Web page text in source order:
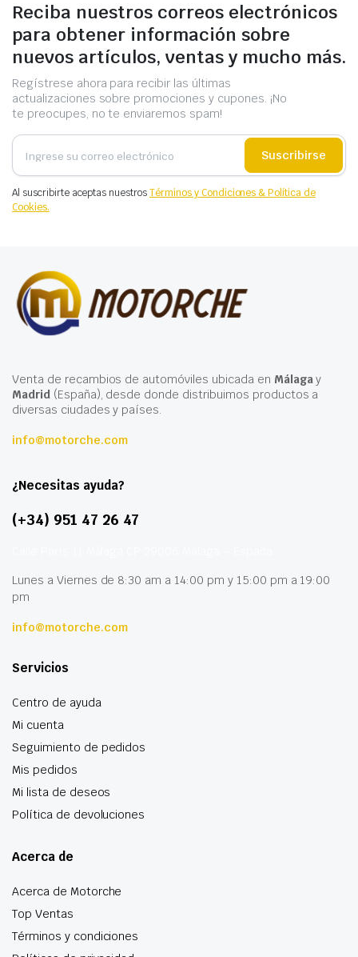
Reciba nuestros correos electrónicos
para obtener información sobre
nuevos artículos, ventas y mucho más.
Regístrese ahora para recibir las últimas
actualizaciones sobre promociones y cupones. ¡No
te preocupes, no te enviaremos spam!
Suscribirse
Al suscribirte aceptas nuestrosTérminos y Condiciones & Política de
Cookies.
Venta de recambios de automóviles ubicada en Málagay
Madrid(España), desde donde distribuimos productos a
diversas ciudades y países.
info@motorche.com
¿Necesitas ayuda?
(+34) 951 47 26 47
Lunes a Viernes de 8:30 am a 14:00 pm y 15:00 pm a 19:00
pm
info@motorche.com
Servicios
Centro de ayuda
Mi cuenta
Seguimiento de pedidos
Mis pedidos
Mi lista de deseos
Política de devoluciones
Acerca de
Acerca de Motorche
Top Ventas
Términos y condiciones